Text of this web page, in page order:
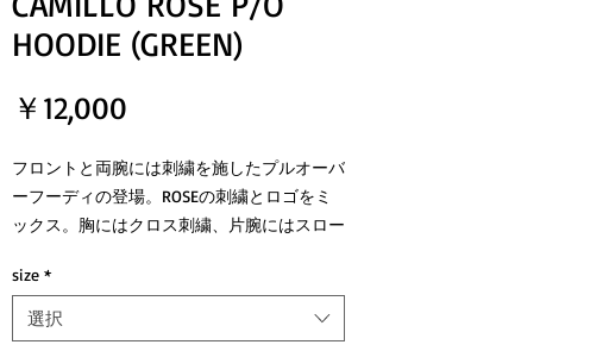
HOODIE (GREEN)
￥12,000
フロントと両腕には刺繍を施したプルオーバ
ーフーディの登場。ROSEの刺繍とロゴをミ
ックス。胸にはクロス刺繍、片腕にはスロー
一点に仕上げました。裏地は保温性の高い柔
らか素材の裏起毛にしながら、綿×ポリエス
テルの生地にすることで軽くて丈夫なスウェ
size *
選択